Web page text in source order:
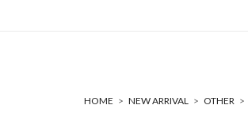
HOME > NEW ARRIVAL > OTHER >